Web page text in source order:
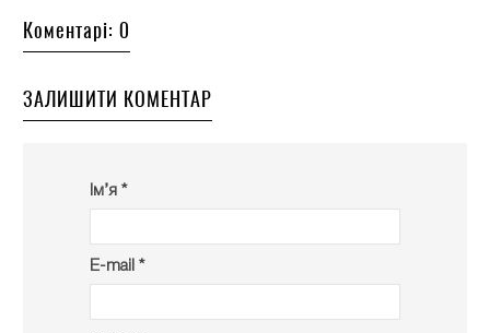
Коментарі: 0
ЗАЛИШИТИ КОМЕНТАР
Ім’я *
E-mail *